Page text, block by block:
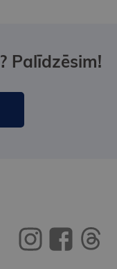
Palīdzēsim!